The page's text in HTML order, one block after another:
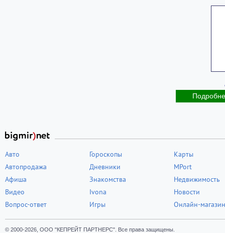
Авто
Автопродажа
Афиша
Видео
Вопрос-ответ
Гороскопы
Дневники
Знакомства
Ivona
Игры
Карты
MPort
Недвижимость
Новости
Онлайн-магазин
© 2000-2026, ООО "КЕПРЕЙТ ПАРТНЕРС". Все права защищены.